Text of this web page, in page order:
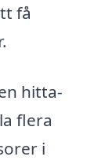
få
hitta-
flera
i